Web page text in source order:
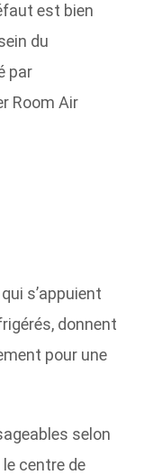
est bien
du
par
Room Air
s’appuient
donnent
pour une
selon
centre de